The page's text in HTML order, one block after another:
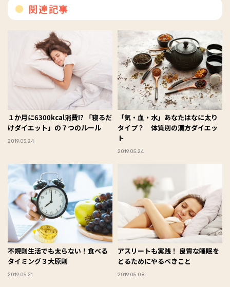
関連記事
１か月に6300kcal消費!? 「寝るだ
けダイエット」の７つのルール
2019.05.24
「気・血・水」あなたはなに太り
タイプ？ 体質別の漢方ダイエッ
ト
2019.05.24
不規則生活でも太らない！食べる
タイミング３大原則
2019.05.21
アスリートも実践！ 良質な睡眠を
とるためにやるべきこと
2019.05.08